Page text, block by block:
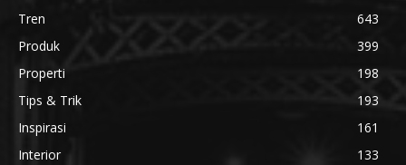
Tren
643
Produk
399
Properti
198
Tips & Trik
193
Inspirasi
161
Interior
133